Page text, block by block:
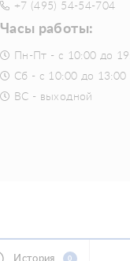
+7 (495) 54-54-704
Часы работы:
Пн-Пт - с 10:00 до
Сб - с 10:00 до 13:00
ВС - выходной
0